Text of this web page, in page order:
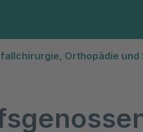
Orthopädie und